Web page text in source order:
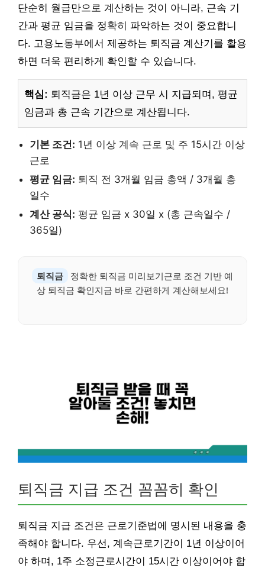
단순히 월급만으로 계산하는 것이 아니라, 근속 기
간과 평균 임금을 정확히 파악하는 것이 중요합니
다. 고용노동부에서 제공하는 퇴직금 계산기를 활용
하면 더욱 편리하게 확인할 수 있습니다.
핵심: 퇴직금은 1년 이상 근무 시 지급되며, 평균
임금과 총 근속 기간으로 계산됩니다.
기본 조건: 1년 이상 계속 근로 및 주 15시간 이상
근로
평균 임금: 퇴직 전 3개월 임금 총액 / 3개월 총
일수
계산 공식: 평균 임금 x 30일 x (총 근속일수 /
365일)
퇴직금
정확한 퇴직금 미리보기근로 조건 기반 예
상 퇴직금 확인지금 바로 간편하게 계산해보세요!
퇴직금 지급 조건 꼼꼼히 확인
퇴직금 지급 조건은 근로기준법에 명시된 내용을 충
족해야 합니다. 우선, 계속근로기간이 1년 이상이어
야 하며, 1주 소정근로시간이 15시간 이상이어야 합